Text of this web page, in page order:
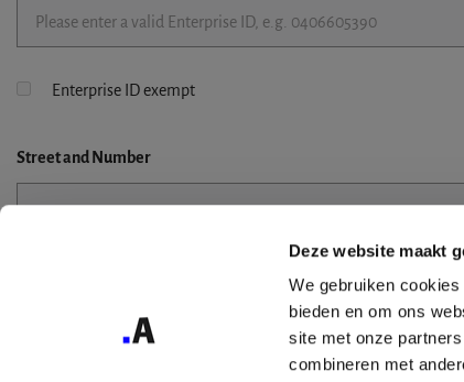
Deze website maakt
We gebruiken
bieden en om ons
site met onze
combineren met
Enterprise ID exempt
Streetand Number